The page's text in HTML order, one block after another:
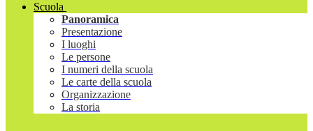
Scuola
Panoramica
Presentazione
I luoghi
Le persone
I numeri della scuola
Le carte della scuola
Organizzazione
La storia